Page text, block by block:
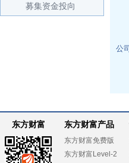
募集资金投向
公
东方财富 东方财富产品
东方财富免费版
东方财富Level-2